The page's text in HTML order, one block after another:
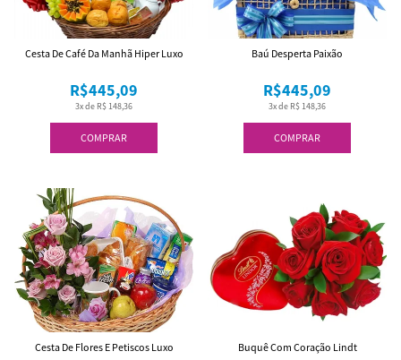
COMPRAR
3x de R$ 148,36
R$445,09
Cesta De Café Da Manhã Hiper Luxo
COMPRAR
3x de R$ 148,36
R$445,09
Baú Desperta Paixão
Cesta De Flores E Petiscos Luxo Buquê Com Coração Lindt